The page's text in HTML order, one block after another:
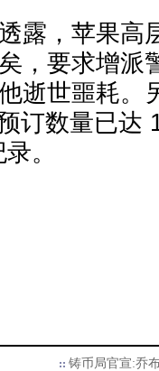
露，苹果高
，要求增派
逝世噩耗。
订数量已达
。
铸币局官宣:乔